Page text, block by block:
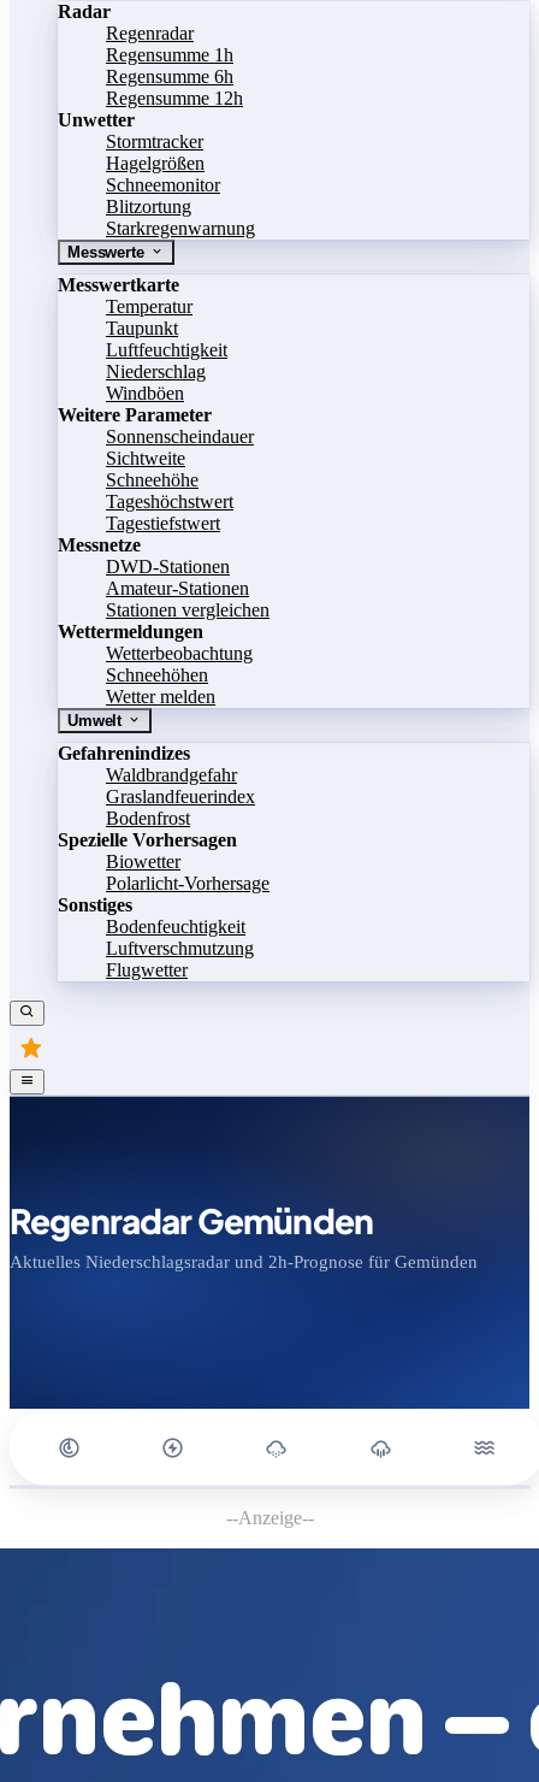
Radar
Regenradar
Regensumme 1h
Regensumme 6h
Regensumme 12h
Unwetter
Stormtracker
Hagelgrößen
Schneemonitor
Blitzortung
Starkregenwarnung
Messwerte
Messwertkarte
Temperatur
Taupunkt
Luftfeuchtigkeit
Niederschlag
Windböen
Weitere Parameter
Sonnenscheindauer
Sichtweite
Schneehöhe
Tageshöchstwert
Tagestiefstwert
Messnetze
DWD-Stationen
Amateur-Stationen
Stationen vergleichen
Wettermeldungen
Wetterbeobachtung
Schneehöhen
Wetter melden
Umwelt
Gefahrenindizes
Waldbrandgefahr
Graslandfeuerindex
Bodenfrost
Spezielle Vorhersagen
Biowetter
Polarlicht-Vorhersage
Sonstiges
Bodenfeuchtigkeit
Luftverschmutzung
Flugwetter
Regenradar Gemünden
Aktuelles Niederschlagsradar und 2h-Prognose für Gemünden
--Anzeige--